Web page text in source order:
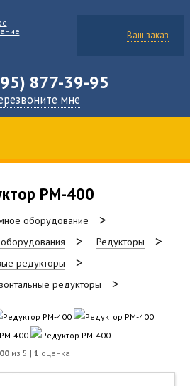
Ваш заказ
877-39-95
мне
РМ-400
оборудование
Редукторы
редукторы
редукторы
из 5 | 1 оценка